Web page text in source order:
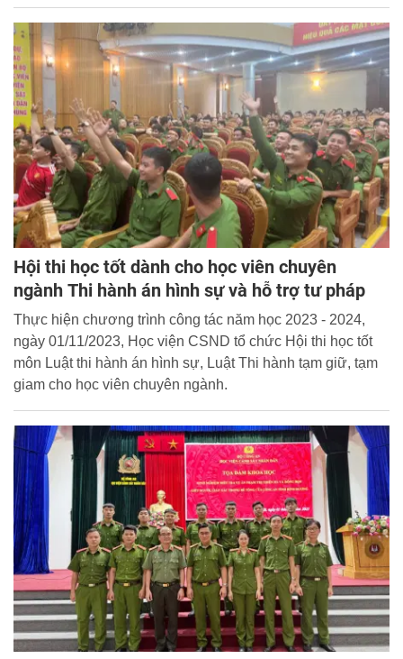
Hội thi học tốt dành cho học viên chuyên
ngành Thi hành án hình sự và hỗ trợ tư pháp
Thực hiện chương trình công tác năm học 2023 - 2024,
ngày 01/11/2023, Học viện CSND tổ chức Hội thi học tốt
môn Luật thi hành án hình sự, Luật Thi hành tạm giữ, tạm
giam cho học viên chuyên ngành.